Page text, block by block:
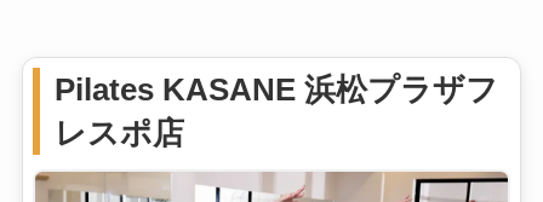
Pilates KASANE 浜松プラザフ
レスポ店